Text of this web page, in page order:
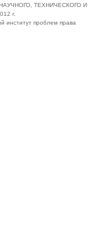
ТЕХНИЧЕСКОГО И
г.
институт проблем права